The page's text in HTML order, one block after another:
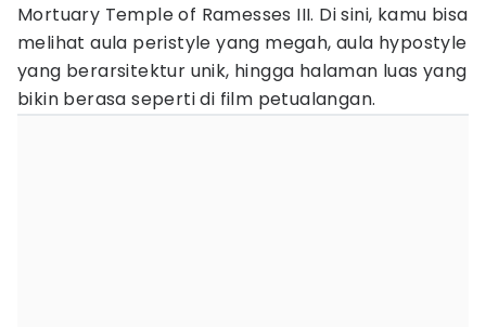
Mortuary Temple of Ramesses III. Di sini, kamu bisa
melihat aula peristyle yang megah, aula hypostyle
yang berarsitektur unik, hingga halaman luas yang
bikin berasa seperti di film petualangan.